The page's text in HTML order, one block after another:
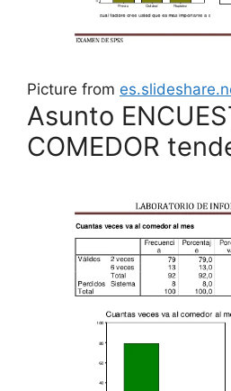
Picture from
Asunto
COMEDOR